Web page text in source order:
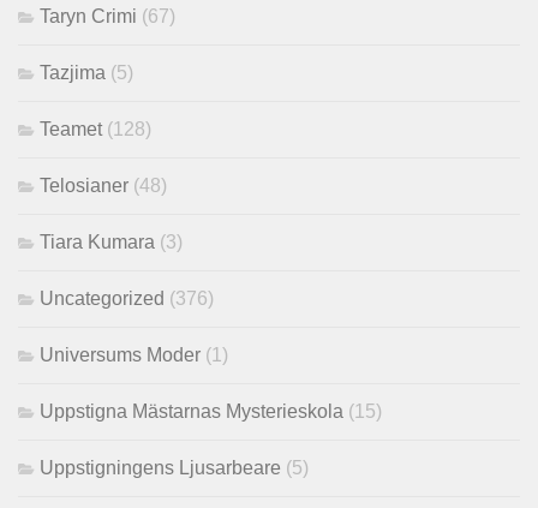
Taryn Crimi (67)
Tazjima (5)
Teamet (128)
Telosianer (48)
Tiara Kumara (3)
Uncategorized (376)
Universums Moder (1)
Uppstigna Mästarnas Mysterieskola (15)
Uppstigningens Ljusarbeare (5)